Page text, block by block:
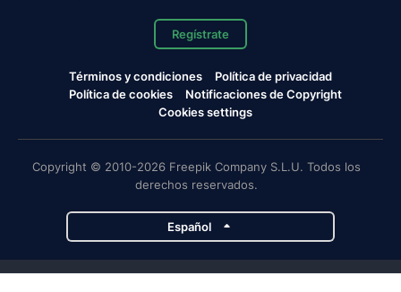
Regístrate
Términos y condiciones
Política de privacidad
Política de cookies
Notificaciones de Copyright
Cookies settings
Copyright © 2010-2026 Freepik Company S.L.U. Todos los
derechos reservados.
Español